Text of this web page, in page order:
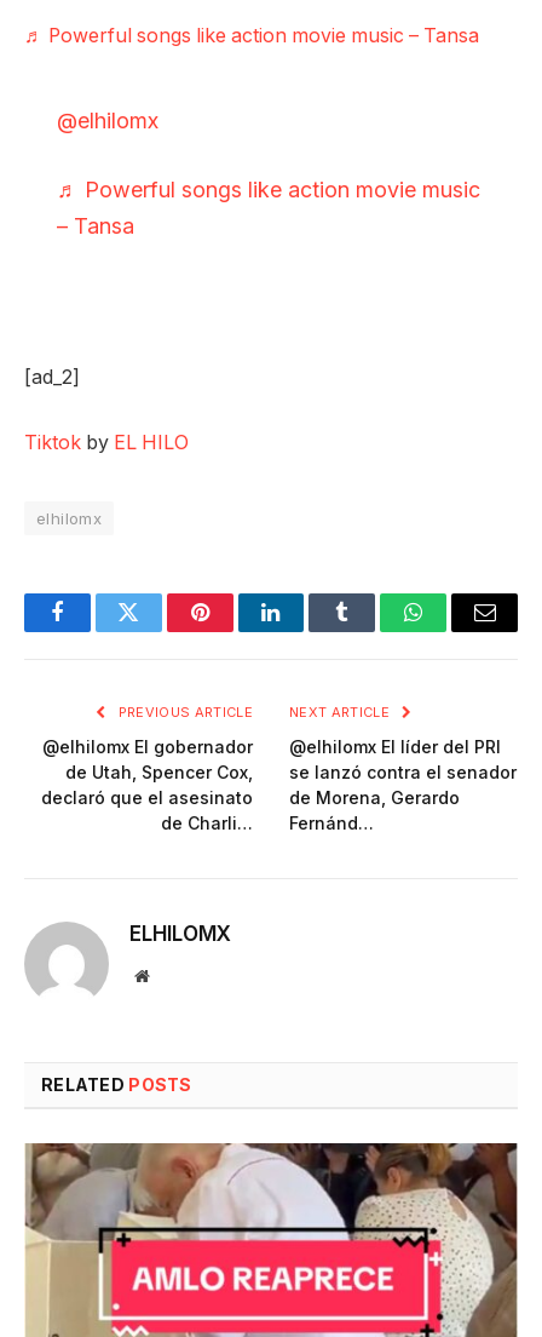
♬ Powerful songs like action movie music – Tansa
@elhilomx
♬ Powerful songs like action movie music
– Tansa
[ad_2]
Tiktok by EL HILO
elhilomx
FacebookTwitter PinterestLinkedInTumblr WhatsAppEmail
PREVIOUS ARTICLE
@elhilomx El gobernador
de Utah, Spencer Cox,
declaró que el asesinato
de Charli…
NEXT ARTICLE
@elhilomx El líder del PRI
se lanzó contra el senador
de Morena, Gerardo
Fernánd…
ELHILOMX
Website
RELATED POSTS